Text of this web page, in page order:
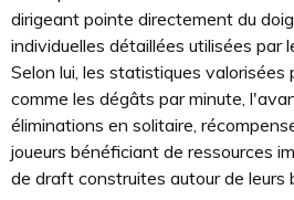
dirigeant pointe directement du
individuelles détaillées utilisées par
Selon lui, les statistiques valorisées
comme les dégâts par minute,
éliminations en solitaire,
joueurs bénéficiant de ressources
de draft construites autour de leurs